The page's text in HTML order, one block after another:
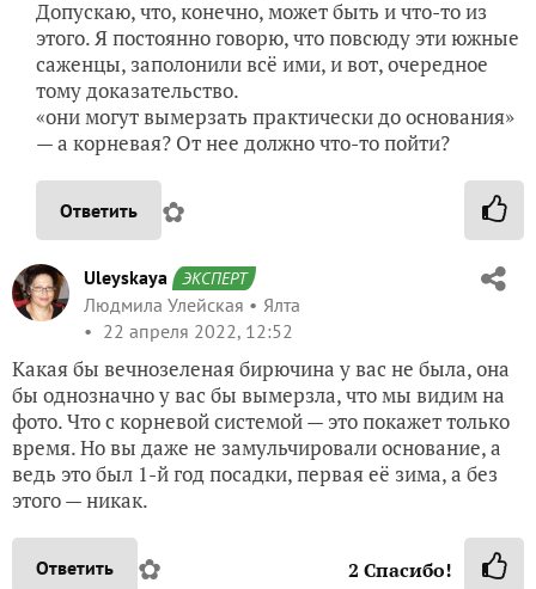
Допускаю, что, конечно, может быть и что-то из
этого. Я постоянно говорю, что повсюду эти южные
саженцы, заполонили всё ими, и вот, очередное
тому доказательство.
«они могут вымерзать практически до основания»
— а корневая? От нее должно что-то пойти?
Ответить ✿
Uleyskaya ЭКСПЕРТ
Людмила Улейская
Ялта
22 апреля 2022, 12:52
Какая бы вечнозеленая бирючина у вас не была, она
бы однозначно у вас бы вымерзла, что мы видим на
фото. Что с корневой системой — это покажет только
время. Но вы даже не замульчировали основание, а
ведь это был 1-й год посадки, первая её зима, а без
этого — никак.
Ответить ✿ 2 Спасибо!